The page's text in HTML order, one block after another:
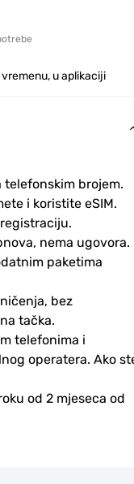
u aplikaciji
telefonskim brojem.
i koristite eSIM.
nema ugovora.
paketima
bez
tačka.
telefonima i
operatera. Ako
od 2 mjeseca od